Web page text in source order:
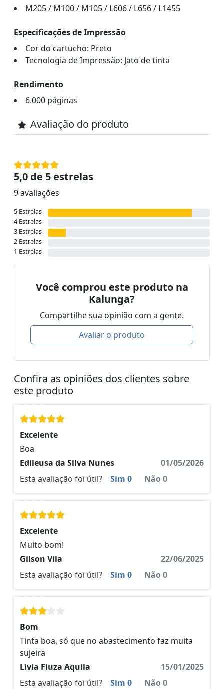
M205 / M100 / M105 / L606 / L656 / L1455
Especificações de Impressão
Cor do cartucho: Preto
Tecnologia de Impressão: Jato de tinta
Rendimento
6.000 páginas
Avaliação do produto
5,0 de 5 estrelas
9 avaliações
5 Estrelas
4 Estrelas
3 Estrelas
2 Estrelas
1 Estrelas
Você comprou este produto na
Kalunga?
Compartilhe sua opinião com a gente.
Avaliar o produto
Confira as opiniões dos clientes sobre
este produto
Excelente
Boa
Edileusa da Silva Nunes
01/05/2026
Esta avaliação foi útil?
Sim 0 | Não0
Excelente
Muito bom!
Gilson Vila
22/06/2025
Esta avaliação foi útil?
Sim 0 | Não0
Bom
Tinta boa, só que no abastecimento faz muita
sujeira
Livia Fiuza Aquila
15/01/2025
Esta avaliação foi útil?
Sim 0 | Não0